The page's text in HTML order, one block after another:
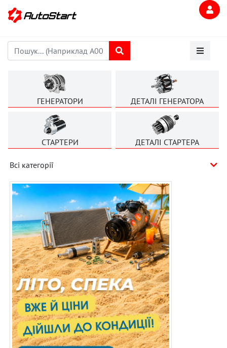
ГЕНЕРАТОРИ ДЕТАЛІ ГЕНЕРАТОРА
СТАРТЕРИ ДЕТАЛІ СТАРТЕРА
Всі категорії